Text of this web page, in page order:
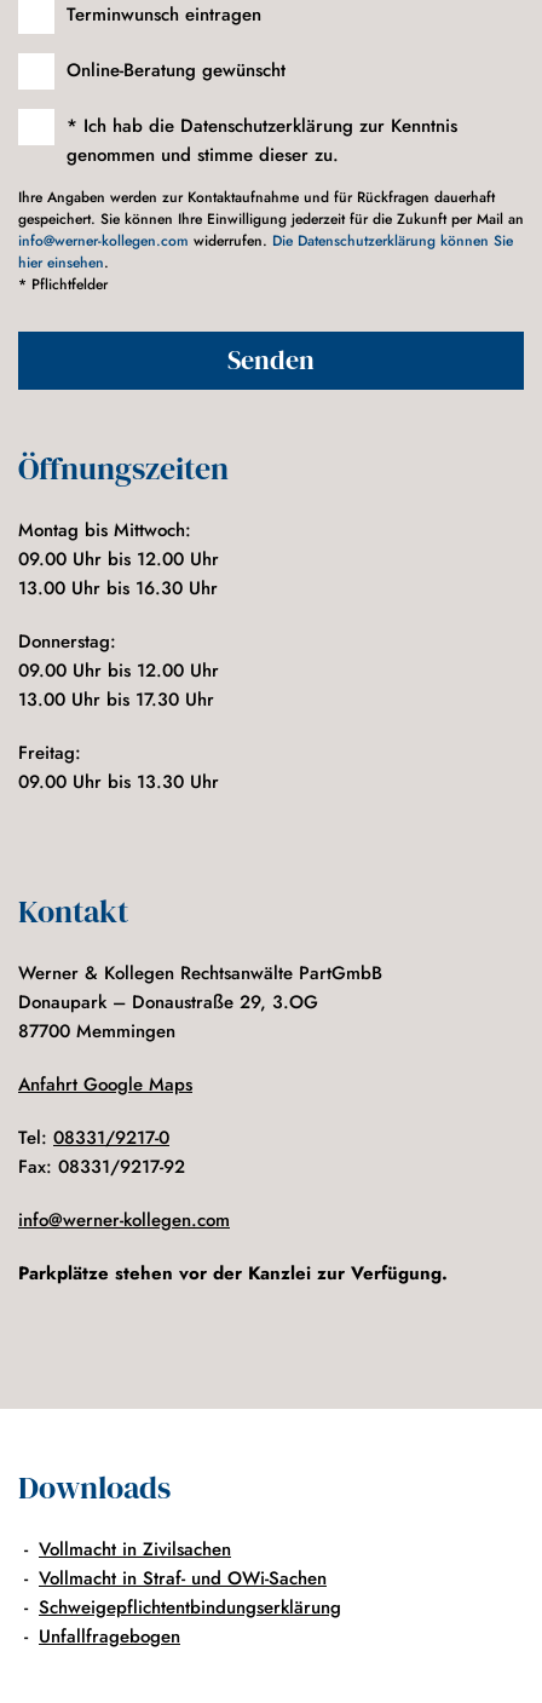
Terminwunsch eintragen
Online-Beratung gewünscht
* Ich hab die Datenschutzerklärung zur Kenntnis
genommen und stimme dieser zu.
Ihre Angaben werden zur Kontaktaufnahme und für Rückfragen dauerhaft
gespeichert. Sie können Ihre Einwilligung jederzeit für die Zukunft per Mail an
info@werner-kollegen.com widerrufen. Die Datenschutzerklärung können Sie
hier einsehen.
* Pflichtfelder
Öffnungszeiten
Montag bis Mittwoch:
09.00 Uhr bis 12.00 Uhr
13.00 Uhr bis 16.30 Uhr
Donnerstag:
09.00 Uhr bis 12.00 Uhr
13.00 Uhr bis 17.30 Uhr
Freitag:
09.00 Uhr bis 13.30 Uhr
Kontakt
Werner & Kollegen Rechtsanwälte PartGmbB
Donaupark – Donaustraße 29, 3.OG
87700 Memmingen
Anfahrt Google Maps
Tel: 08331/9217-0
Fax: 08331/9217-92
info@werner-kollegen.com
Parkplätze stehen vor der Kanzlei zur Verfügung.
Downloads
Vollmacht in Zivilsachen
Vollmacht in Straf- und OWi-Sachen
Schweigepflichtentbindungserklärung
Unfallfragebogen